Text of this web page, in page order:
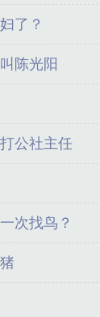
了？
陈光阳
公社主任
次找鸟？